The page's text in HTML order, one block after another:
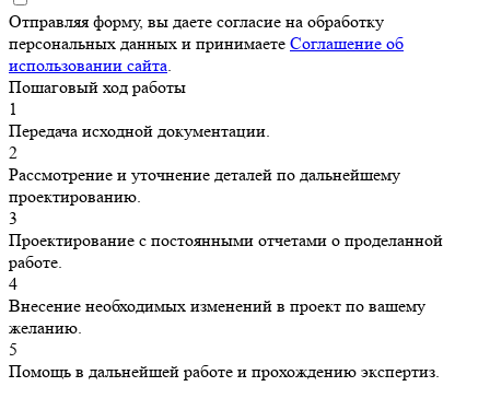
Отправляя форму, вы даете согласие на обработку
персональных данных и принимаете Соглашение об
использовании сайта.
Пошаговый ход работы
1
Передача исходной документации.
2
Рассмотрение и уточнение деталей по дальнейшему
проектированию.
3
Проектирование с постоянными отчетами о проделанной
работе.
4
Внесение необходимых изменений в проект по вашему
желанию.
5
Помощь в дальнейшей работе и прохождению экспертиз.